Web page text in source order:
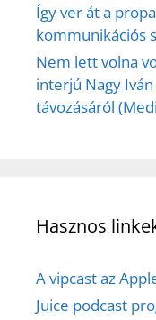
Így ver át a
kommunikációs
Nem lett volna
interjú Nagy
távozásáról
Hasznos
A vipcast az
Juice podcast